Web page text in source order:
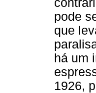
pode
que
há um
1926,